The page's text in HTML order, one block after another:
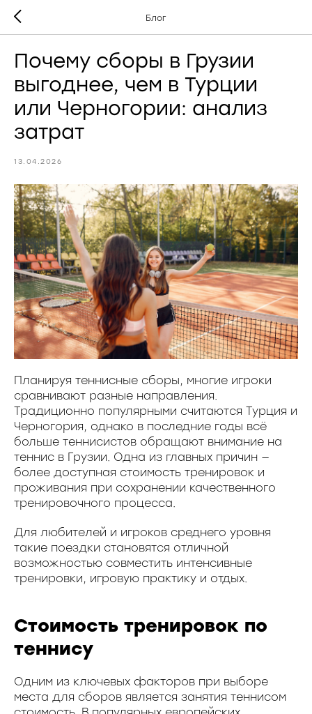
Блог
Почему сборы в Грузии
выгоднее, чем в Турции
или Черногории: анализ
затрат
13.04.2026
Планируя теннисные сборы, многие игроки
сравнивают разные направления.
Традиционно популярными считаются Турция и
Черногория, однако в последние годы всё
больше теннисистов обращают внимание на
теннис в Грузии. Одна из главных причин —
более доступная стоимость тренировок и
проживания при сохранении качественного
тренировочного процесса.
Для любителей и игроков среднего уровня
такие поездки становятся отличной
возможностью совместить интенсивные
тренировки, игровую практику и отдых.
Стоимость тренировок по
теннису
Одним из ключевых факторов при выборе
места для сборов является занятия теннисом